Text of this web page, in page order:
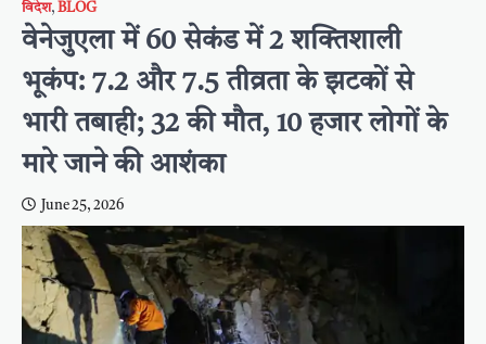
विदेश, BLOG
वेनेजुएला में 60 सेकंड में 2 शक्तिशाली
भूकंप: 7.2 और 7.5 तीव्रता के झटकों से
भारी तबाही; 32 की मौत, 10 हजार लोगों के
मारे जाने की आशंका
June 25, 2026